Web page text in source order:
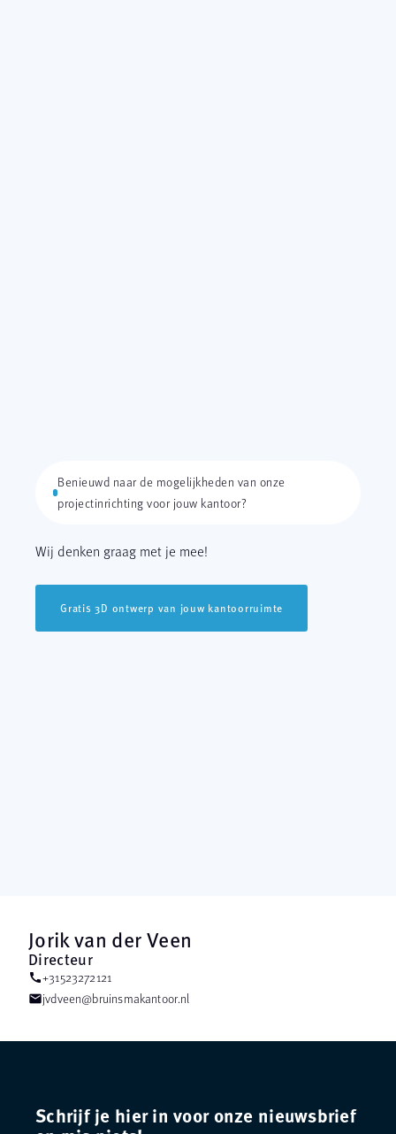
Jorik van der Veen
Directeur
call+31523272121
mailjvdveen@bruinsmakantoor.nl
Benieuwd naar de mogelijkheden van onze
projectinrichting voor jouw kantoor?
Wij denken graag met je mee!
Gratis 3D ontwerp van jouw kantoorruimte
Schrijf je hier in voor onze nieuwsbrief